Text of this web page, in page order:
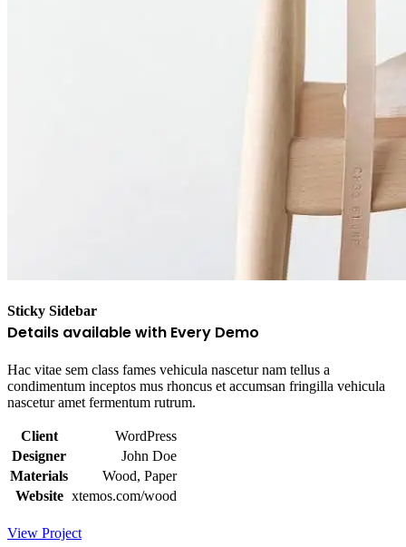
Sticky Sidebar
Details available with Every Demo
Hac vitae sem class fames vehicula nascetur nam tellus a
condimentum inceptos mus rhoncus et accumsan fringilla vehicula
nascetur amet fermentum rutrum.
Client
WordPress
Designer
John Doe
Materials
Wood, Paper
Website xtemos.com/wood
View Project